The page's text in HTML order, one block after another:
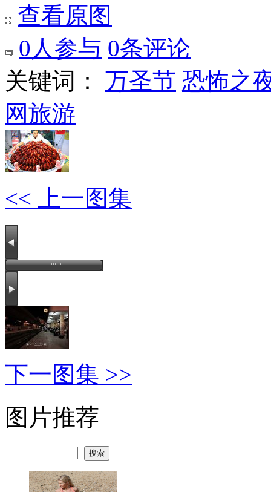
查看原图
0 人参与 0条评论
关键词： 万圣节 恐怖之
网旅游
<< 上一图集
下一图集 >>
图片推荐